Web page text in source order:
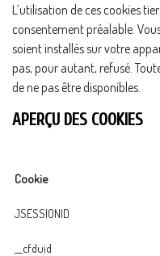
L’utilisation de ces cookies
consentement préalable.
soient installés sur votre
pas, pour autant, refusé.
de ne pas être disponibles.
APERÇU DES COOKIES
Cookie
JSESSIONID
__cfduid